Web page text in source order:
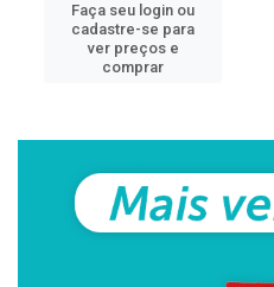
Faça seu login ou
cadastre-se para
ver preços e
comprar